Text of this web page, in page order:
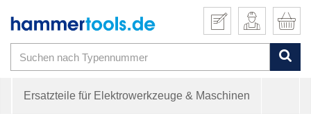
Ersatzteile für Elektrowerkzeuge & Maschinen